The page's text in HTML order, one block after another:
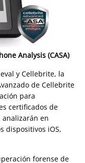
Analysis (CASA)
y Cellebrite, la
de Cellebrite
para
certificados de
analizarán en
dispositivos iOS,
forense de